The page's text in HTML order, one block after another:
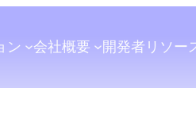
ン 会社概要 開発者 リソー